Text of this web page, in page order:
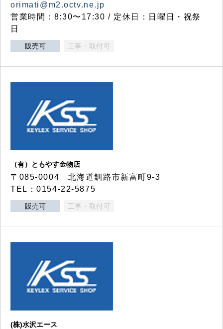
orimati@m2.octv.ne.jp
営業時間：8:30〜17:30 / 定休日：日曜日・祝祭
日
販売可 工事・取付可
（有）ともやす金物店
〒085-0004 北海道釧路市新富町9-3
TEL：0154-22-5875
販売可 工事・取付可
(株)水沢エース